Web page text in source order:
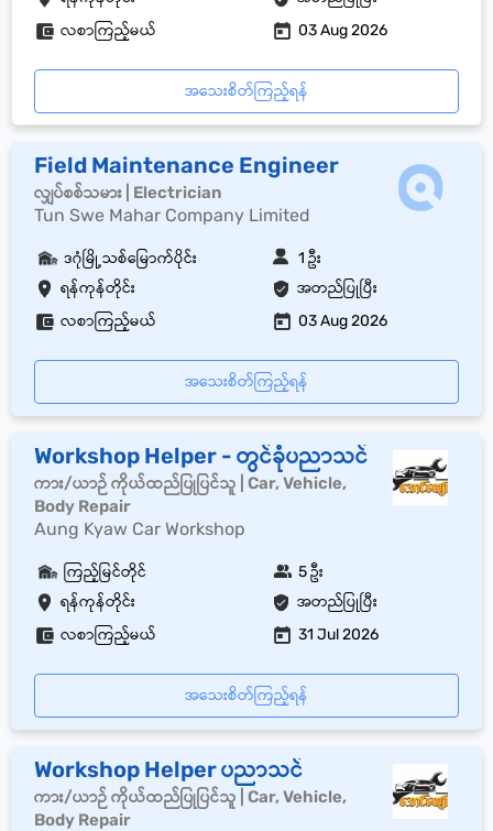
လစာကြည့်မယ်
03 Aug 2026
အသေးစိတ်ကြည့်ရန်
Field Maintenance Engineer
လျှပ်စစ်သမား | Electrician
Tun Swe Mahar Company Limited
ရန်ကုန်တိုင်း အတည်ပြုပြီး
ဒဂုံမြို့သစ်မြောက်ပိုင်း 1 ဦး
လစာကြည့်မယ် 03 Aug 2026
အသေးစိတ်ကြည့်ရန်
Workshop Helper - တွင်ခုံပညာသင်
ကား/ယာဉ် ကိုယ်ထည်ပြုပြင်သူ | Car, Vehicle,
Body Repair
Aung Kyaw Car Workshop
ရန်ကုန်တိုင်း အတည်ပြုပြီး
ကြည့်မြင်တိုင် 5 ဦး
လစာကြည့်မယ် 31 Jul 2026
အသေးစိတ်ကြည့်ရန်
Workshop Helper ပညာသင်
ကား/ယာဉ် ကိုယ်ထည်ပြုပြင်သူ | Car, Vehicle,
Body Repair